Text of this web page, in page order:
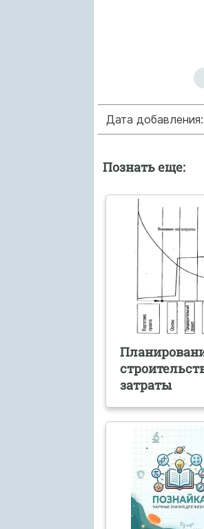
Дата добавления:
Познать еще:
затраты